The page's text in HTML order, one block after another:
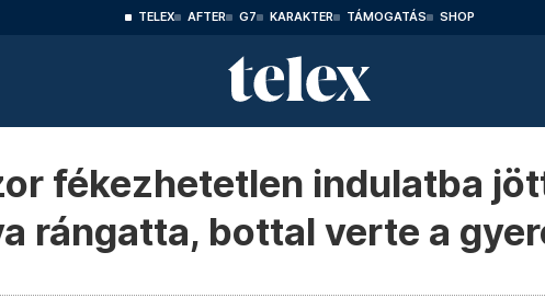
TELEX AFTER G7 KARAKTER TÁMOGATÁS SHOP
fékezhetetlen indulatba
rángatta, bottal verte a